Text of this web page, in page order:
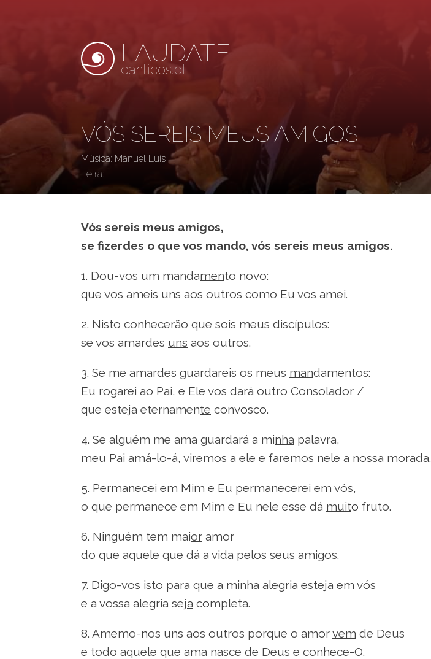
LAUDATE
canticos.pt
VÓS SEREIS MEUS AMIGOS
Música: Manuel Luis
Letra:
Vós sereis meus amigos,
se fizerdes o que vos mando, vós sereis meus amigos.
1. Dou-vos um mandamento novo:
que vos ameis uns aos outros como Eu vos amei.
2. Nisto conhecerão que sois meus discípulos:
se vos amardes uns aos outros.
3. Se me amardes guardareis os meus mandamentos:
Eu rogarei ao Pai, e Ele vos dará outro Consolador /
que esteja eternamente convosco.
4. Se alguém me ama guardará a minha palavra,
meu Pai amá-lo-á, viremos a ele e faremos nele a nossa morada.
5. Permanecei em Mim e Eu permanecerei em vós,
o que permanece em Mim e Eu nele esse dá muito fruto.
6. Ninguém tem maior amor
do que aquele que dá a vida pelos seus amigos.
7. Digo-vos isto para que a minha alegria esteja em vós
e a vossa alegria seja completa.
8. Amemo-nos uns aos outros porque o amorvem de Deus
e todo aquele que ama nasce de Deus e conhece-O.